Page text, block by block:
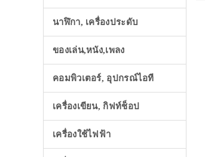
นาฬิกา, เครื่องประดับ
ของเล่น,หนัง,เพลง
คอมพิวเตอร์, อุปกรณ์ไอที
เครื่องเขียน, กิฟท์ช็อป
เครื่องใช้ไฟฟ้า